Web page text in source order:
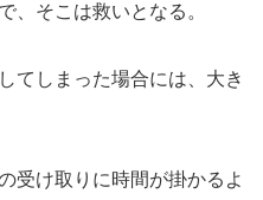
、そこは救いとなる。
てしまった場合には、大き
受け取りに時間が掛かるよ